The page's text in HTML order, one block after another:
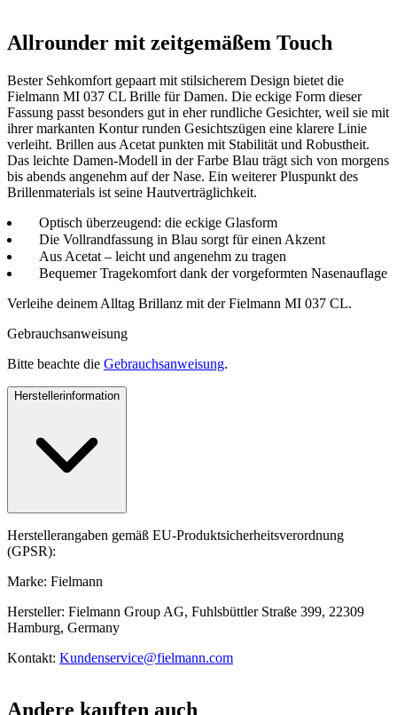
Allrounder mit zeitgemäßem Touch
Bester Sehkomfort gepaart mit stilsicherem Design bietet die
Fielmann MI 037 CL Brille für Damen. Die eckige Form dieser
Fassung passt besonders gut in eher rundliche Gesichter, weil sie mit
ihrer markanten Kontur runden Gesichtszügen eine klarere Linie
verleiht. Brillen aus Acetat punkten mit Stabilität und Robustheit.
Das leichte Damen-Modell in der Farbe Blau trägt sich von morgens
bis abends angenehm auf der Nase. Ein weiterer Pluspunkt des
Brillenmaterials ist seine Hautverträglichkeit.
Optisch überzeugend: die eckige Glasform
Die Vollrandfassung in Blau sorgt für einen Akzent
Aus Acetat – leicht und angenehm zu tragen
Bequemer Tragekomfort dank der vorgeformten Nasenauflage
Verleihe deinem Alltag Brillanz mit der Fielmann MI 037 CL.
Gebrauchsanweisung
Bitte beachte die Gebrauchsanweisung.
Herstellerinformation
Herstellerangaben gemäß EU-Produktsicherheitsverordnung
(GPSR):
Marke: Fielmann
Hersteller: Fielmann Group AG, Fuhlsbüttler Straße 399, 22309
Hamburg, Germany
Kontakt: Kundenservice@fielmann.com
Andere kauften auch